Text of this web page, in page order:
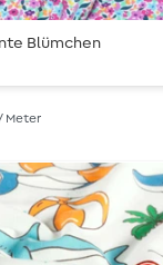
Blümchen
/ Meter